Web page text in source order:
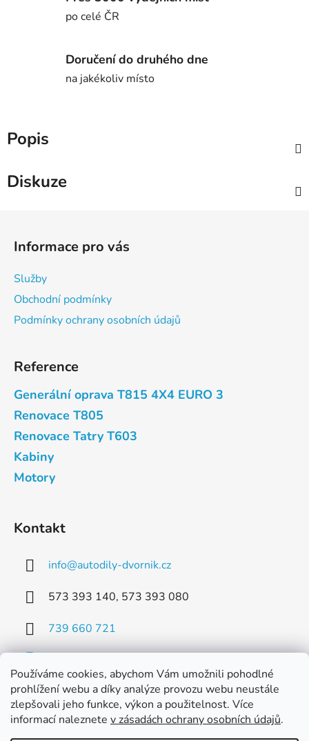
Používáme cookies, abychom Vám umožnili pohodlné
prohlížení webu a díky analýze provozu webu neustále
zlepšovali jeho funkce, výkon a použitelnost. Více
informací naleznete v zásadách ochrany osobních údajů.
po celé ČR
Doručení do druhého dne
na jakékoliv místo
Popis
Diskuze
Informace pro vás
Služby
Obchodní podmínky
Podmínky ochrany osobních údajů
Reference
Generální oprava T815 4X4 EURO 3
Renovace T805
Renovace Tatry T603
Kabiny
Motory
Kontakt
info@autodily-dvornik.cz
573 393 140, 573 393 080
739 660 721
Facebook